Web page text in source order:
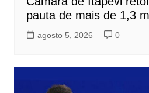
pauta de mais de 1,3
agosto 5, 2026 0